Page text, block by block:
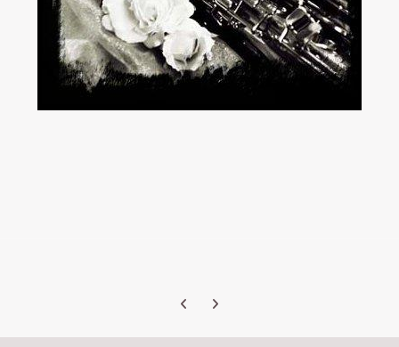
Previous carousel slide
Next carousel slide